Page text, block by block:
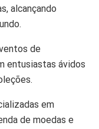
alcançando
de
entusiastas ávidos
em
de moedas e